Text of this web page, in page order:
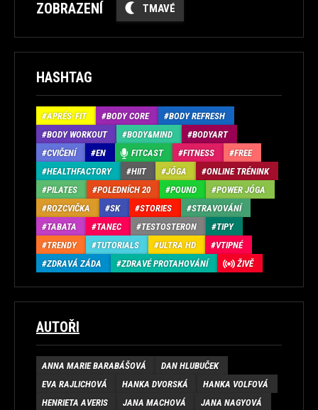
ZOBRAZENÍ TMAVÉ
HASHTAG
APRÉS-FIT BODY CORE
BODY REFRESH
BODY WORKOUT
BODY&MIND
BODYART
CVIČENÍ
EN FITCAST FITNESS
FREE
HEALTHFACTORY
HIIT JÓGA
ONLINE TRÉNINK
PILATES
POLEDNÍCH 20 POUND
POWER JÓGA
ROZCVIČKA
SK STORIES
STRAVOVÁNÍ
TABATA
TANEC TESTOSTERON
TIPY
TRENDY
TUTORIALS ULTRA HD
VTIPNÉ
ZDRAVÁ ZÁDA
ZDRAVÉ PROTAHOVÁNÍ ŽIVĚ
AUTOŘI
ANNA MARIE BARABÁŠOVÁ
DAN HLUBUČEK
EVA RAJLICHOVÁ
HANKA DVORSKÁ
HANKA VOLFOVÁ
HENRIETA AVERIS
JANA MACHOVÁ
JANA NAGYOVÁ